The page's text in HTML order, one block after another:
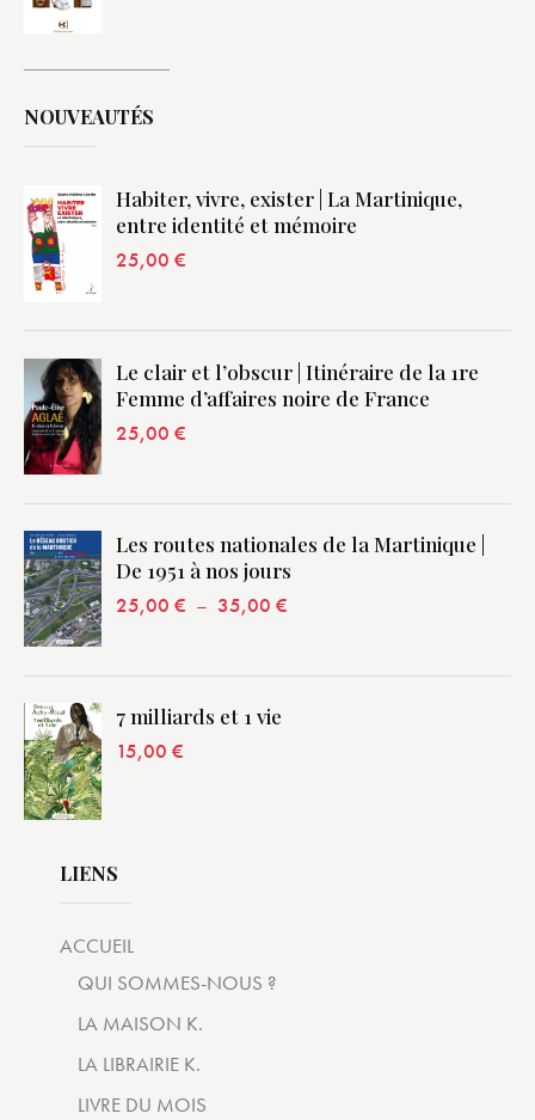
NOUVEAUTÉS
Habiter, vivre, exister | La Martinique,
entre identité et mémoire
25,00 €
Le clair et l’obscur | Itinéraire de la 1re
Femme d’affaires noire de France
25,00 €
Les routes nationales de la Martinique |
De 1951 à nos jours
25,00 € – 35,00 €
7 milliards et 1 vie
15,00 €
LIENS
ACCUEIL
QUI SOMMES-NOUS ?
LA MAISON K.
LA LIBRAIRIE K.
LIVRE DU MOIS